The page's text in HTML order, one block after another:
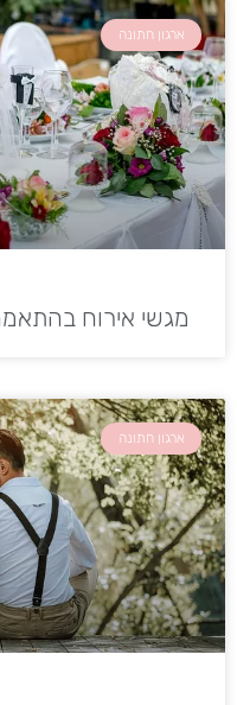
ארגון חתונה
מגשי אירוח
ארגון חתונה